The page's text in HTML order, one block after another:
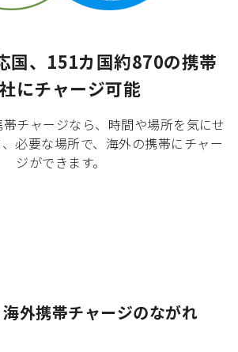
国、151カ国約870の携帯
にチャージ可能
チャージなら、時間や場所を気にせ
必要な場所で、海外の携帯にチャー
ジができます。
外携帯チャージのながれ